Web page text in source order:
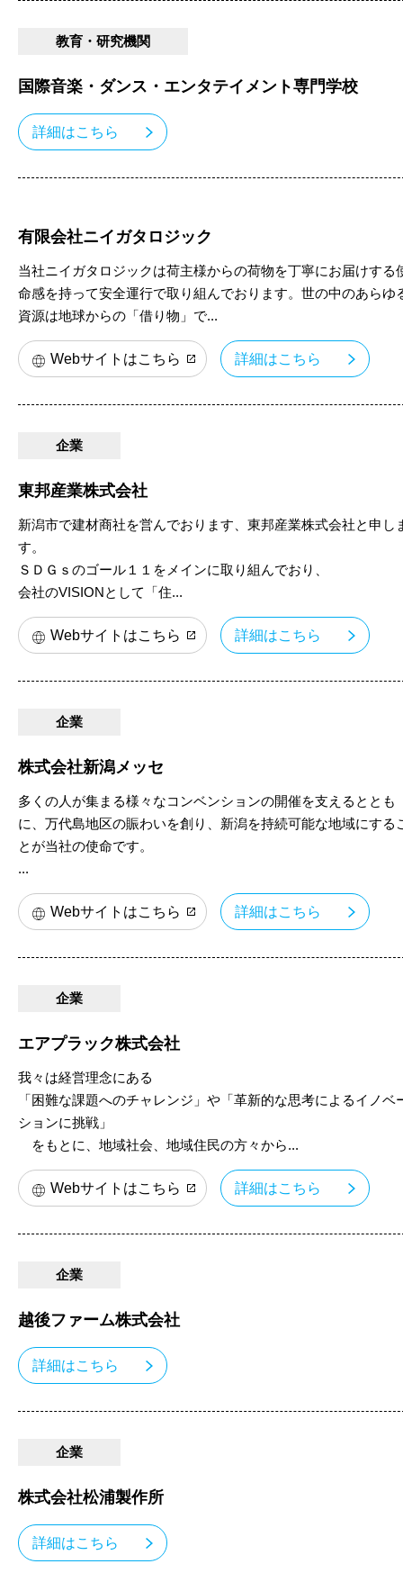
教育・研究機関
国際音楽・ダンス・エンタテイメント専門学校
詳細はこちら
有限会社ニイガタロジック
当社ニイガタロジックは荷主様からの荷物を丁寧にお届けする
命感を持って安全運行で取り組んでおります。世の中のあらゆ
資源は地球からの「借り物」で...
Webサイトはこちら 詳細はこちら
企業
東邦産業株式会社
新潟市で建材商社を営んでおります、東邦産業株式会社と申し
す。
ＳＤＧｓのゴール１１をメインに取り組んでおり、
会社のVISIONとして「住...
Webサイトはこちら 詳細はこちら
企業
株式会社新潟メッセ
多くの人が集まる様々なコンベンションの開催を支えるととも
に、万代島地区の賑わいを創り、新潟を持続可能な地域にする
とが当社の使命です。
...
Webサイトはこちら 詳細はこちら
企業
エアプラック株式会社
我々は経営理念にある
「困難な課題へのチャレンジ」や「革新的な思考によるイノベ
ションに挑戦」
をもとに、地域社会、地域住民の方々から...
Webサイトはこちら 詳細はこちら
企業
越後ファーム株式会社
詳細はこちら
企業
株式会社松浦製作所
詳細はこちら